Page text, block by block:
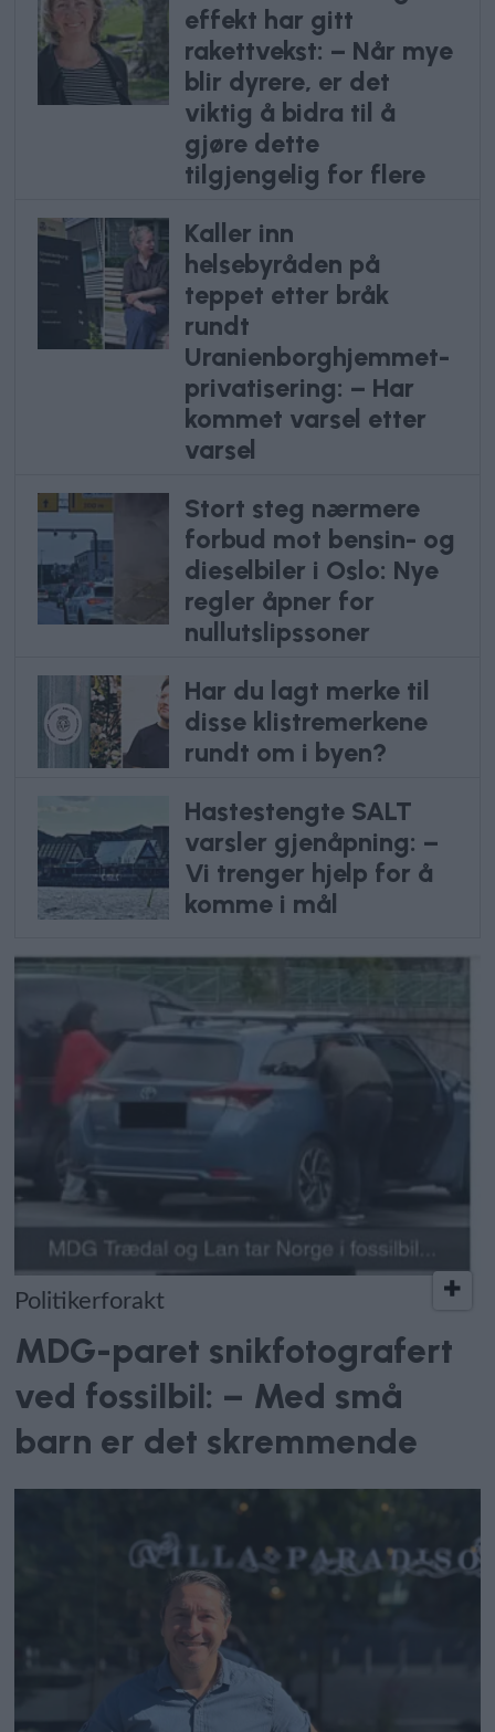
effekt har gitt
rakettvekst: – Når mye
blir dyrere, er det
viktig å bidra til å
gjøre dette
tilgjengelig for flere
Kaller inn
helsebyråden på
teppet etter bråk
rundt
Uranienborghjemmet-
privatisering: – Har
kommet varsel etter
varsel
Stort steg nærmere
forbud mot bensin- og
dieselbiler i Oslo: Nye
regler åpner for
nullutslipssoner
Har du lagt merke til
disse klistremerkene
rundt om i byen?
Hastestengte SALT
varsler gjenåpning: –
Vi trenger hjelp for å
komme i mål
Politikerforakt
MDG-paret snikfotografert
ved fossilbil: – Med små
barn er det skremmende